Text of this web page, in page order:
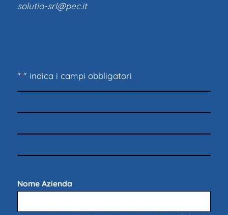
solutio-srl@pec.it
"*" indica i campi obbligatori
Nome Azienda*